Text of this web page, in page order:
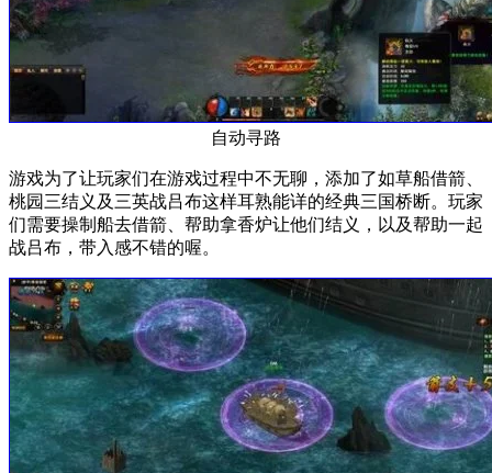
自动寻路
游戏为了让玩家们在游戏过程中不无聊，添加了如草船借箭、
桃园三结义及三英战吕布这样耳熟能详的经典三国桥断。玩家
们需要操制船去借箭、帮助拿香炉让他们结义，以及帮助一起
战吕布，带入感不错的喔。